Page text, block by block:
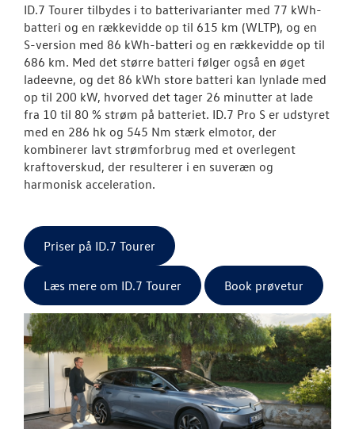
ID.7 Tourer tilbydes i to batterivarianter med 77 kWh-
batteri og en rækkevidde op til 615 km (WLTP), og en
S-version med 86 kWh-batteri og en rækkevidde op til
686 km. Med det større batteri følger også en øget
ladeevne, og det 86 kWh store batteri kan lynlade med
op til 200 kW, hvorved det tager 26 minutter at lade
fra 10 til 80 % strøm på batteriet. ID.7 Pro S er udstyret
med en 286 hk og 545 Nm stærk elmotor, der
kombinerer lavt strømforbrug med et overlegent
kraftoverskud, der resulterer i en suveræn og
harmonisk acceleration.
Priser på ID.7 Tourer
Læs mere om ID.7 Tourer Book prøvetur